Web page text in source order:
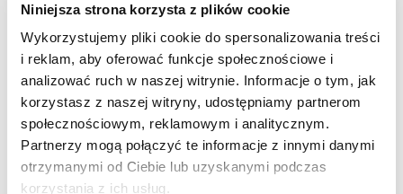
Niniejsza strona korzysta z plików cookie
Wykorzystujemy pliki cookie do spersonalizowania treści
i reklam, aby oferować funkcje społecznościowe i
analizować ruch w naszej witrynie. Informacje o tym, jak
korzystasz z naszej witryny, udostępniamy partnerom
społecznościowym, reklamowym i analitycznym.
Partnerzy mogą połączyć te informacje z innymi danymi
otrzymanymi od Ciebie lub uzyskanymi podczas
korzystania z ich usług.
rozwijanie u uczniów szacunku dla wiedzy, wyrabianie
pasji poznawania świata i zachęcanie do praktycznego
zastosowania zdobytych wiadomości.
charakterystyka Słońca jako gwiazdy;
energia słoneczna jako jeden z czynników wpływających
na pogodę i klimat;
kreowanie postaw proekologicznych w zakresie